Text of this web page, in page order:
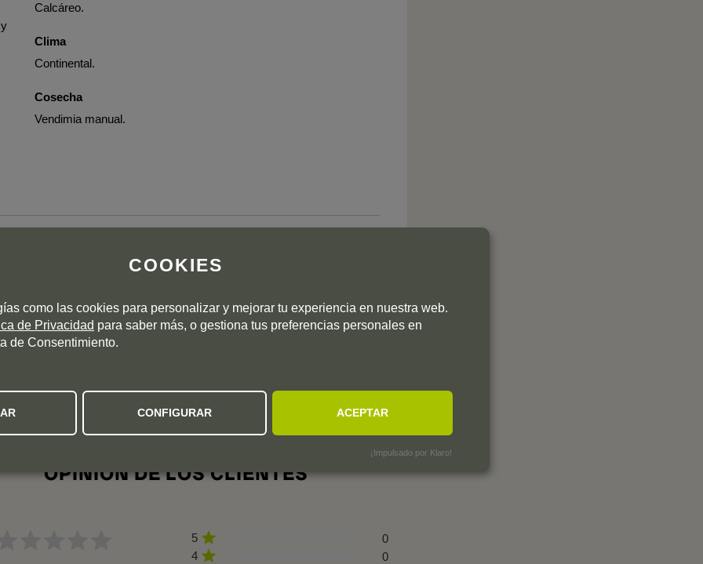
Calcáreo.
Clima
Continental.
Cosecha
Vendimia manual.
lemon and spice character. It’s full-bodied yet so
on release or hold.
OPINION DE LOS CLIENTES
5
0
4
0
COOKIES
como las cookies para personalizar y mejorar tu experiencia en nuestra web.
de Privacidad para saber más, o gestiona tus preferencias personales en
de Consentimiento.
CONFIGURAR ACEPTAR
¡Impulsado por Klaro!